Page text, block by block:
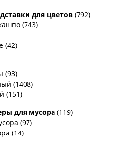
для цветов (792)
(743)
(42)
(93)
(1408)
(151)
для мусора (119)
(97)
(14)